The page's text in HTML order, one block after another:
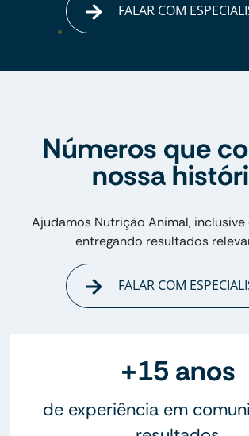
FALAR COM
Números que
nossa
Ajudamos Nutrição Animal, inclusive
entregando resultados
FALAR COM
+15 anos
de experiência em